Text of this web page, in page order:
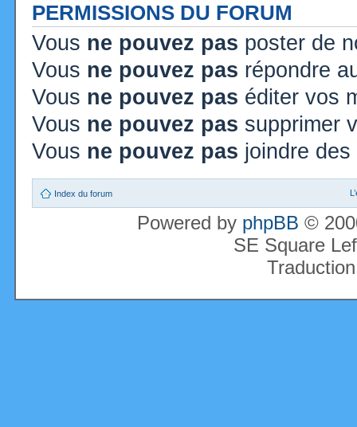
PERMISSIONS DU FORUM
Vous ne pouvez pas poster de
Vous ne pouvez pas répondre
Vous ne pouvez pas éditer vos
Vous ne pouvez pas supprimer
Vous ne pouvez pas joindre
Index du forum
Powered by phpBB ©
SE Square